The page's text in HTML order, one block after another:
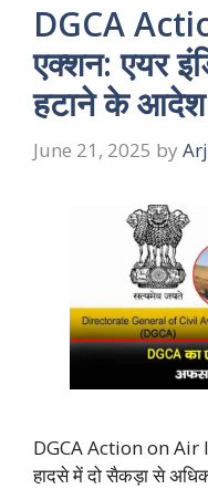
DGCA
एक्शन: एयर
हटाने के आदेश
June 21, 2025 by
DGCA Action on Air
हादसे में दो सैकड़ा से